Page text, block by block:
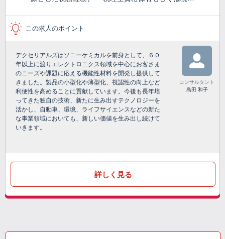
この求人のポイント
デクセリアルズはソニーケミカルを前身として、６０
年以上に渡りエレクトロニクス領域を中心にお客さま
のニーズや課題に応える機能性材料を開発し提供して
きました。製品の小型化や薄型化、視認性の向上など
利便性を高めることに貢献しています。今後も長年培
ってきた独自の技術、新たに生み出すテクノロジーを
活かし、自動車、環境、ライフサイエンスなどの新た
な事業領域においても、新しい価値を生み出し続けて
いきます。
コンサルタント
島田 和子
詳しく見る